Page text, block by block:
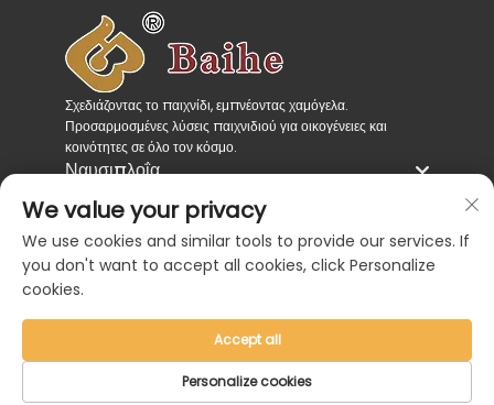
Σχεδιάζοντας το παιχνίδι, εμπνέοντας χαμόγελα.
Προσαρμοσμένες λύσεις παιχνιδιού για οικογένειες και
κοινότητες σε όλο τον κόσμο.
Ναυσιπλοΐα
Κατηγορίες Προϊόντων
Επικοινωνήστε μαζί μας
Πνευματικά δικαιώματα © 2026 από τη Zhejiang
Baihe Industrial Co., Ltd. | Πολιτική Απορρήτου
We value your privacy
We use cookies and similar tools to provide our services. If
you don't want to accept all cookies, click Personalize
cookies.
Personalize cookies
Accept all